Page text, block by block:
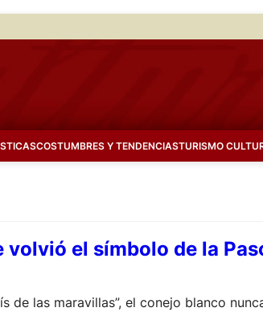
COSTUMBRES Y TENDENCIASTURISMO
volvió el símbolo de la
de las maravillas”, el conejo blanco